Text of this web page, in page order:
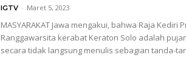
IGTV - Maret 5, 2023
MASYARAKAT Jawa mengakui, bahwa Raja Kediri
Ranggawarsita kerabat Keraton Solo adalah
secara tidak langsung menulis sebagian tanda-